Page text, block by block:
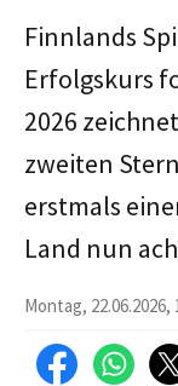
Finnlands
Erfolgskurs
2026
zweiten
erstmals
Land nun
Montag, 22.06.2026,